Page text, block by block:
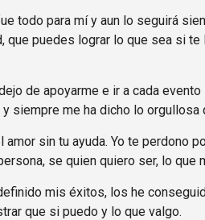
todo para mí y aun lo seguirá
que puedes lograr lo que sea si
de apoyarme e ir a cada
siempre me ha dicho lo
amor sin tu ayuda. Yo te perdono
se quien quiero ser, lo
mis éxitos, los he
que si puedo y lo que valgo.